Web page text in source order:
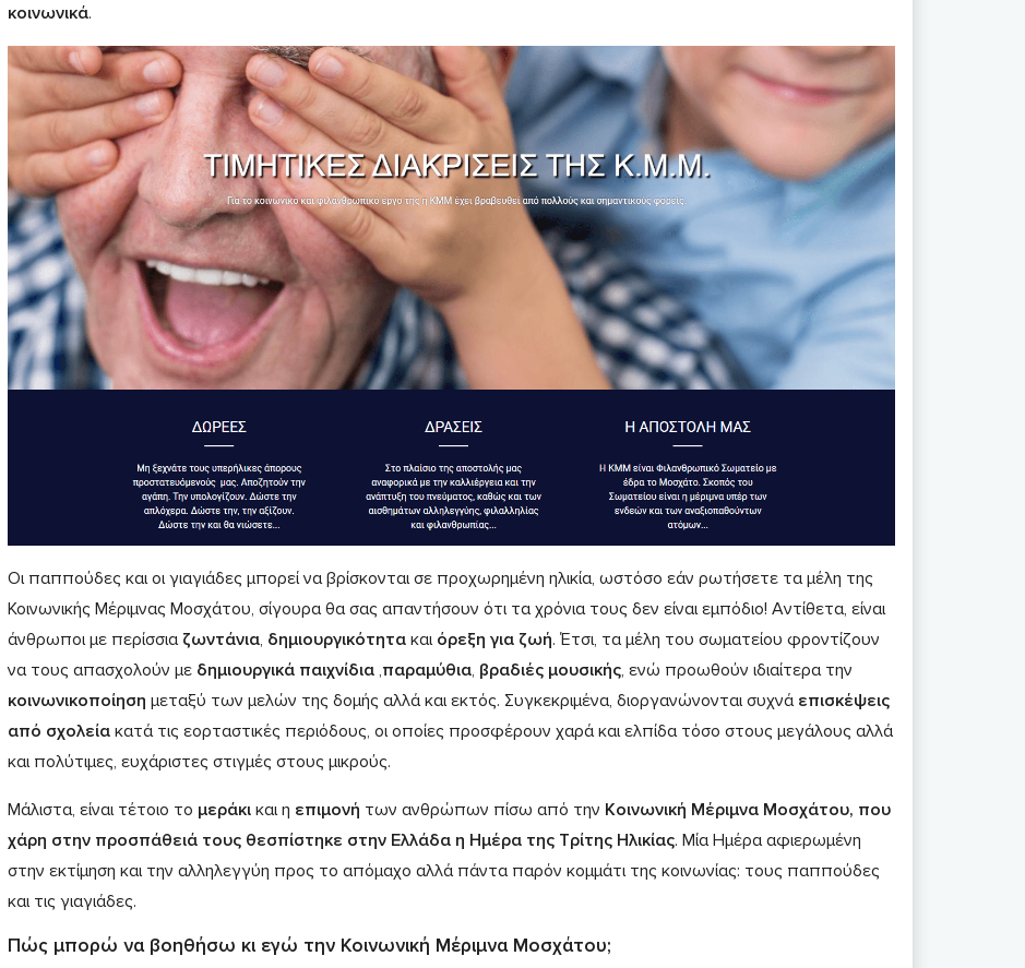
κοινωνικά.
Οι παππούδες και οι γιαγιάδες μπορεί να βρίσκονται σε προχωρημένη ηλικία, ωστόσο εάν ρωτήσετε τα μέλη της
Κοινωνικής Μέριμνας Μοσχάτου, σίγουρα θα σας απαντήσουν ότι τα χρόνια τους δεν είναι εμπόδιο! Αντίθετα, είναι
άνθρωποι με περίσσια ζωντάνια, δημιουργικότητακαι όρεξη για ζωή. Έτσι, τα μέλη του σωματείου φροντίζουν
να τους απασχολούν με δημιουργικά παιχνίδια,παραμύθια, βραδιές μουσικής, ενώ προωθούν ιδιαίτερα την
κοινωνικοποίηση μεταξύ των μελών της δομής αλλά και εκτός. Συγκεκριμένα, διοργανώνονται συχνά επισκέψεις
από σχολείακατά τις εορταστικές περιόδους, οι οποίες προσφέρουν χαρά και ελπίδα τόσο στους μεγάλους αλλά
και πολύτιμες, ευχάριστες στιγμές στους μικρούς.
Μάλιστα, είναι τέτοιο το μεράκικαι η επιμονή των ανθρώπων πίσω από την Κοινωνική Μέριμνα Μοσχάτου, που
χάρη στην προσπάθειά τους θεσπίστηκε στην Ελλάδα η Ημέρα της Τρίτης Ηλικίας. Μία Ημέρα αφιερωμένη
στην εκτίμηση και την αλληλεγγύη προς το απόμαχο αλλά πάντα παρόν κομμάτι της κοινωνίας: τους παππούδες
και τις γιαγιάδες.
Πώς μπορώ να βοηθήσω κι εγώ την Κοινωνική Μέριμνα Μοσχάτου;